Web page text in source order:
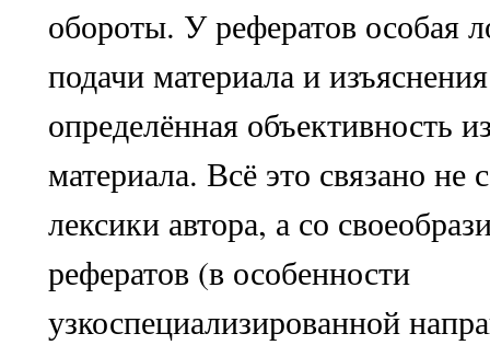
обороты. У рефератов особая
подачи материала и
определённая объективность
материала. Всё это связано не
лексики автора, а со
рефератов (в особенности
узкоспециализированной